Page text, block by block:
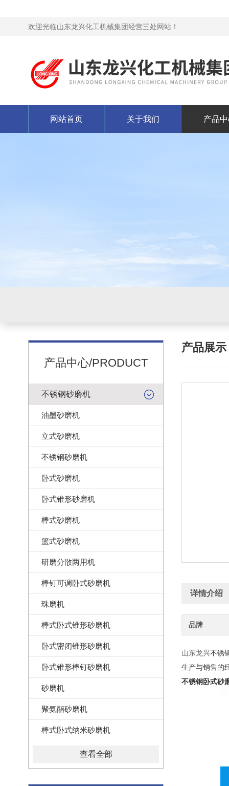
欢迎光临山东龙兴化工机械集团经营三处网站！
网站首页 关于我们 产品
产品中心/PRODUCT
不锈钢砂磨机
油墨砂磨机
立式砂磨机
不锈钢砂磨机
卧式砂磨机
卧式锥形砂磨机
棒式砂磨机
篮式砂磨机
研磨分散两用机
棒钉可调卧式砂磨机
珠磨机
棒式卧式锥形砂磨机
卧式密闭锥形砂磨机
卧式锥形棒钉砂磨机
砂磨机
聚氨酯砂磨机
棒式卧式纳米砂磨机
查看全部
产品展示
详情介绍
品牌
山东龙兴不锈
生产与销售的
不锈钢卧式砂